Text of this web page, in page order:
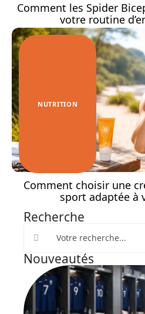
Comment les Spider
votre routine
NUTRITION
Comment choisir une
sport adaptée à
Recherche
Nouveautés